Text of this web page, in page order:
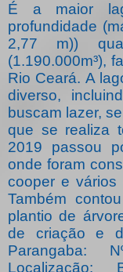
É a maior
profundidade
2,77 m))
(1.190.000m³),
Rio Ceará. A
diverso,
buscam lazer,
que se realiza
2019 passou
onde foram
cooper e vários
Também
plantio de
de criação e
Parangaba:
Localização: